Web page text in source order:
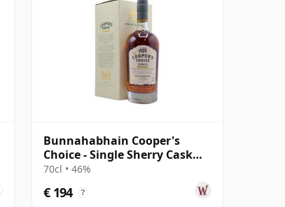
Bunnahabhain Cooper's
Choice - Single Sherry Cask
#1428 2001 14 jaar oud
70cl • 46%
€ 194 ?